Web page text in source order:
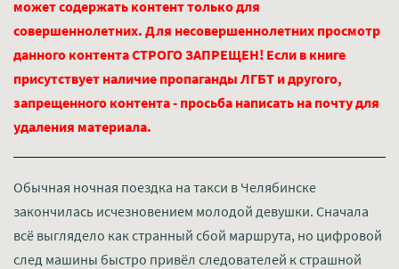
может содержать контент только для
совершеннолетних. Для несовершеннолетних просмотр
данного контента СТРОГО ЗАПРЕЩЕН! Если в книге
присутствует наличие пропаганды ЛГБТ и другого,
запрещенного контента - просьба написать на почту для
удаления материала.
Обычная ночная поездка на такси в Челябинске
закончилась исчезновением молодой девушки. Сначала
всё выглядело как странный сбой маршрута, но цифровой
след машины быстро привёл следователей к страшной